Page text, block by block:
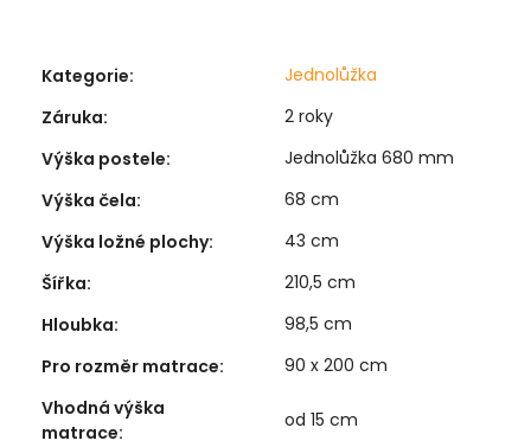
Kategorie:
Jednolůžka
Záruka:
2 roky
Výška postele:
Jednolůžka 680 mm
Výška čela:
68 cm
Výška ložné plochy:
43 cm
Šířka:
210,5 cm
Hloubka:
98,5 cm
Pro rozměr matrace:
90 x 200 cm
Vhodná výška
matrace:
od 15 cm